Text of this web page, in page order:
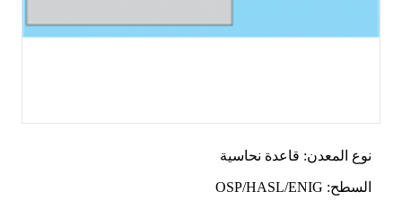
نوع المعدن: قاعدة نحاسية
السطح: OSP/HASL/ENIG